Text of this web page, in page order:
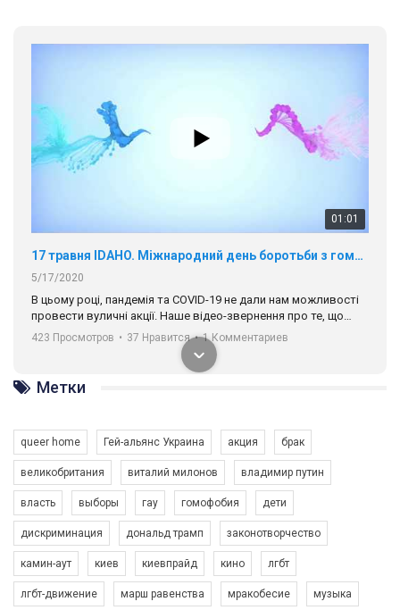
01:01
17 травня IDAHO. Міжнародний день боротьби з гомофобією трансфобією і біфобія.
5/17/2020
В цьому році, пандемія та COVІD-19 не дали нам можливості
провести вуличні акції. Наше відео-звернення про те, що
навіть коли ми у різних містах та не можемо зустрінеться, ми
разом. Ми закликаємо всіх хто поділяє цінності рівності та
солідарності, приєднатися до нас. Регіональні підрозділи
ГАУ є в 16 областях України.
Разом наш голос лунає гучніше!
423 Просмотров • 37 Нравится • 1 Комментариев
Зупинимо насильство проти ЛГБТ в Україні! Stop violence against LGBT in Ukraine!
Метки
queer home Гей-альянс Украина акция брак
великобритания виталий милонов владимир путин
власть выборы гау гомофобия дети
дискриминация дональд трамп законотворчество
камин-аут киев киевпрайд кино лгбт
лгбт-движение марш равенства мракобесие музыка